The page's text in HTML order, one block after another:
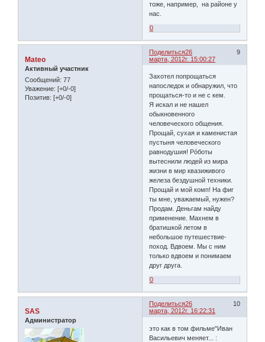
тоже, например, на районе у
нас.
0
Поделиться 9
26
марта, 2012г. 15:00:27
Mateo
Активный участник
Сообщений: 77
Уважение: [+0/-0]
Позитив: [+0/-0]
Захотел попрощаться
напоследок и обнаружил, что
прощаться-то и не с кем.
Я искал и не нашел
обыкновенного
человеческого общения.
Прощай, сухая и каменистая
пустыня человеческого
равнодушия! Рóботы
вытеснили людей из мира
жизни в мир квазиживого
железа бездушной техники.
Прощай и мой комп! На фиг
ты мне, уважаемый, нужен?
Продам. Деньгам найду
применение. Махнем в
братишкой летом в
небольшое путешествие-
поход. Вдвоем. Мы с ним
только вдвоем и понимаем
друг друга.
0
Поделиться 10
26
марта, 2012г. 16:22:31
SAS
Администратор
это как в том фильме"Иван
Васильевич меняет... :